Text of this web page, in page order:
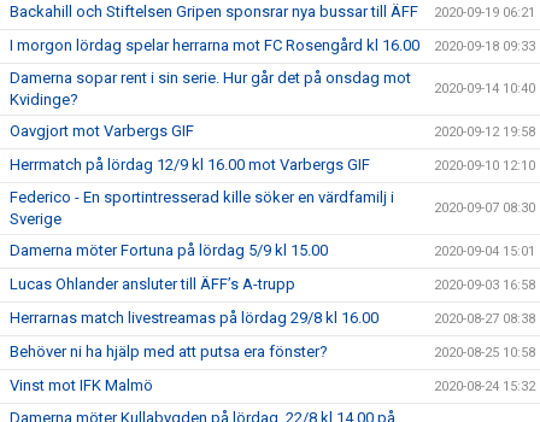
Backahill och Stiftelsen Gripen sponsrar nya bussar till ÄFF 2020-09-19 06:21
I morgon lördag spelar herrarna mot FC Rosengård kl 16.00 2020-09-18 09:33
Damerna sopar rent i sin serie. Hur går det på onsdag mot
Kvidinge?
2020-09-14 10:40
Oavgjort mot Varbergs GIF 2020-09-12 19:58
Herrmatch på lördag 12/9 kl 16.00 mot Varbergs GIF 2020-09-10 12:10
Federico - En sportintresserad kille söker en värdfamilj i
Sverige
2020-09-07 08:30
Damerna möter Fortuna på lördag 5/9 kl 15.00 2020-09-04 15:01
Lucas Ohlander ansluter till ÄFF’s A-trupp 2020-09-03 16:58
Herrarnas match livestreamas på lördag 29/8 kl 16.00 2020-08-27 08:38
Behöver ni ha hjälp med att putsa era fönster? 2020-08-25 10:58
Vinst mot IFK Malmö 2020-08-24 15:32
Damerna möter Kullabygden på lördag, 22/8 kl 14.00 på